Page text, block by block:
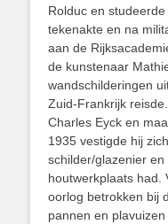
Rolduc en
tekenakte en na
aan de
de kunstenaar
wandschilderingen
Zuid-Frankrijk
Charles Eyck en
1935 vestigde hij
schilder/glazenier
houtwerkplaats had.
oorlog betrokken bij
pannen en